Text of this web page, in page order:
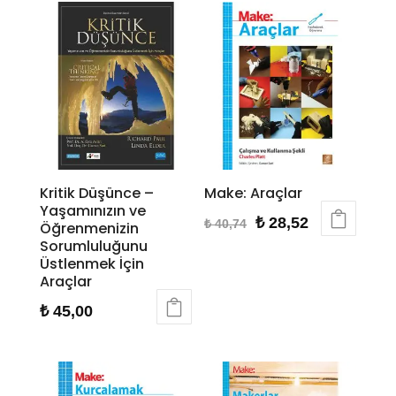
Kritik Düşünce –
Yaşamınızın ve
Öğrenmenizin
Sorumluluğunu
Üstlenmek İçin
Araçlar
₺45,00
Make: Araçlar
₺40,74
Orijinal
₺28,52Şu